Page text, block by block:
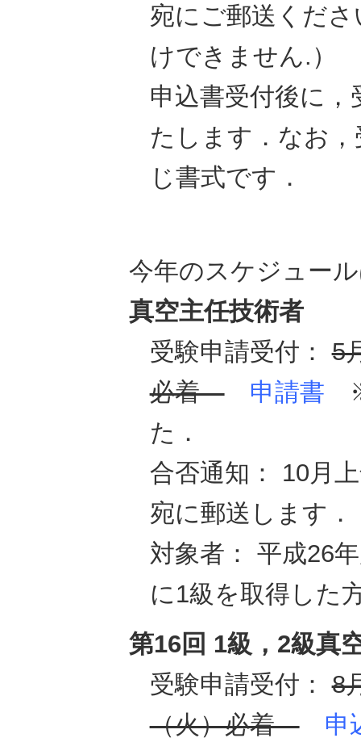
宛にご郵送くだ
けできません.）
申込書受付後に
たします．なお
じ書式です．
今年のスケジュー
真空主任技術者
受験申請受付：5
必着
申請書 ※
た．
合否通知： 10月
宛に郵送します．
対象者： 平成26
に1級を取得した
第16回 1級，2級真
受験申請受付：8
（火）必着
申